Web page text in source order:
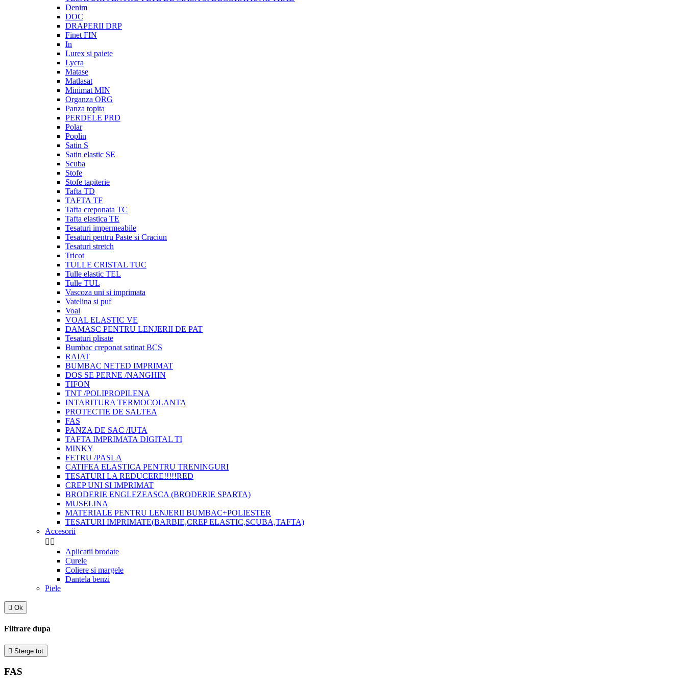
Denim
DOC
DRAPERII DRP
Finet FIN
In
Lurex si paiete
Lycra
Matase
Matlasat
Minimat MIN
Organza ORG
Panza topita
PERDELE PRD
Polar
Poplin
Satin S
Satin elastic SE
Scuba
Stofe
Stofe tapiterie
Tafta TD
TAFTA TF
Tafta creponata TC
Tafta elastica TE
Tesaturi impermeabile
Tesaturi pentru Paste si Craciun
Tesaturi stretch
Tricot
TULLE CRISTAL TUC
Tulle elastic TEL
Tulle TUL
Vascoza uni si imprimata
Vatelina si puf
Voal
VOAL ELASTIC VE
DAMASC PENTRU LENJERII DE PAT
Tesaturi plisate
Bumbac creponat satinat BCS
RAIAT
BUMBAC NETED IMPRIMAT
DOS SE PERNE /NANGHIN
TIFON
TNT /POLIPROPILENA
INTARITURA TERMOCOLANTA
PROTECTIE DE SALTEA
FAS
PANZA DE SAC /IUTA
TAFTA IMPRIMATA DIGITAL TI
MINKY
FETRU /PASLA
CATIFEA ELASTICA PENTRU TRENINGURI
TESATURI LA REDUCERE!!!!!RED
CREP UNI SI IMPRIMAT
BRODERIE ENGLEZEASCA (BRODERIE SPARTA)
MUSELINA
MATERIALE PENTRU LENJERII BUMBAC+POLIESTER
TESATURI IMPRIMATE(BARBIE,CREP ELASTIC,SCUBA,TAFTA)
Accesorii
 
Aplicatii brodate
Curele
Coliere si margele
Dantela benzi
Piele
 Ok
Filtrare dupa
 Sterge tot
FAS